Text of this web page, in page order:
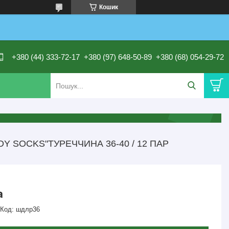
Кошик
+380 (44) 333-72-17 +380 (97) 648-50-89 +380 (68) 054-29-72
36-40 / 12 ПАР
Код: шдлр36